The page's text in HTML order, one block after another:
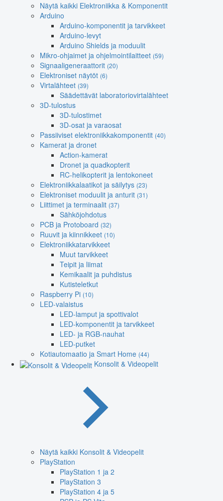
Näytä kaikki Elektroniikka & Komponentit
Arduino
Arduino-komponentit ja tarvikkeet
Arduino-levyt
Arduino Shields ja moduulit
Mikro-ohjaimet ja ohjelmointilaitteet (59)
Signaaligeneraattorit (20)
Elektroniset näytöt (6)
Virtalähteet (39)
Säädettävät laboratoriovirtalähteet
3D-tulostus
3D-tulostimet
3D-osat ja varaosat
Passiiviset elektroniikkakomponentit (40)
Kamerat ja dronet
Action-kamerat
Dronet ja quadkopterit
RC-helikopterit ja lentokoneet
Elektroniikkalaatikot ja säilytys (23)
Elektroniset moduulit ja anturit (31)
Liittimet ja terminaalit (37)
Sähköjohdotus
PCB ja Protoboard (32)
Ruuvit ja kiinnikkeet (10)
Elektroniikkatarvikkeet
Muut tarvikkeet
Teipit ja liimat
Kemikaalit ja puhdistus
Kutisteletkut
Raspberry Pi (10)
LED-valaistus
LED-lamput ja spottivalot
LED-komponentit ja tarvikkeet
LED- ja RGB-nauhat
LED-putket
Kotiautomaatio ja Smart Home (44)
Konsolit & Videopelit
Näytä kaikki Konsolit & Videopelit
PlayStation
PlayStation 1 ja 2
PlayStation 3
PlayStation 4 ja 5